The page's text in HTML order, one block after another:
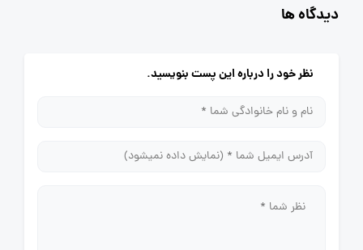
دیدگاه ها
نظر خود را درباره این پست بنویسید.